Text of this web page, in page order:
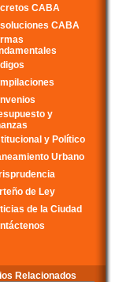
CABA
CABA
y
y Político
Urbano
de Ley
de la Ciudad
Relacionados